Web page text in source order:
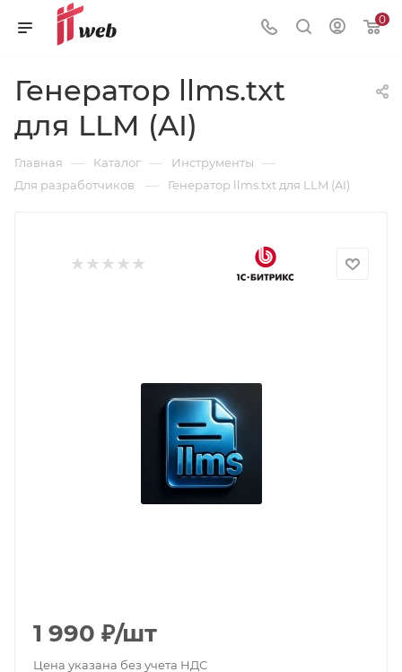
0
Генератор llms.txt
для LLM (AI)
Главная — Каталог — Инструменты —
Для разработчиков — Генератор llms.txt для LLM (AI)
1 990 ₽/шт
Цена указана без учета НДС